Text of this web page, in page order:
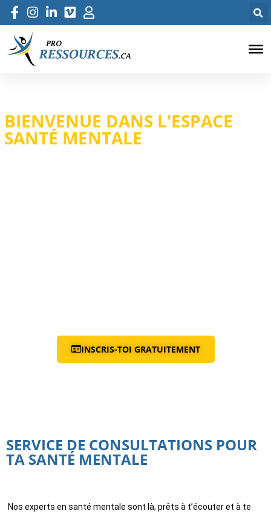
BIENVENUE DANS L'ESPACE
SANTÉ MENTALE
INSCRIS-TOI GRATUITEMENT
SERVICE DE CONSULTATIONS POUR
TA SANTÉ MENTALE
Nos experts en santé mentale sont là, prêts à t’écouter et à te